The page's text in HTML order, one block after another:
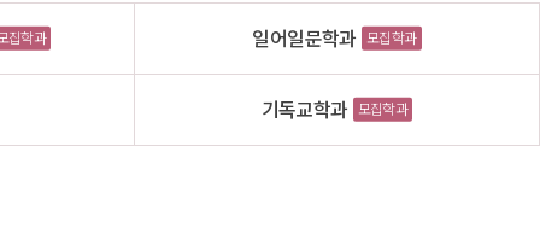
모집학과 일어일문학과 모집학과
기독교학과 모집학과